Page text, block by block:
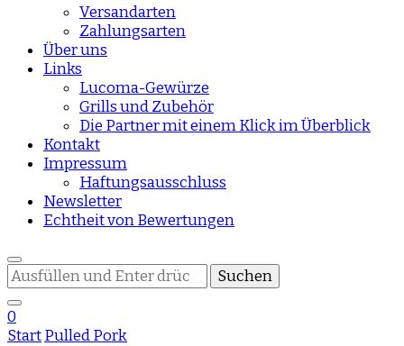
Versandarten
Zahlungsarten
Über uns
Links
Lucoma-Gewürze
Grills und Zubehör
Die Partner mit einem Klick im Überblick
Kontakt
Impressum
Haftungsausschluss
Newsletter
Echtheit von Bewertungen
Suchst
du
nach
etwas?
0
StartPulled Pork